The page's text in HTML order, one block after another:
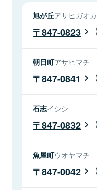
旭が丘アサヒガオカ
847-0823
朝日町アサヒマチ
847-0841
石志イシシ
847-0832
魚屋町ウオヤマチ
847-0042